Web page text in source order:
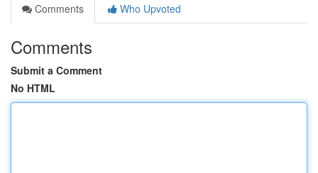
Comments
Who Upvoted
Comments
Submit a Comment
No HTML